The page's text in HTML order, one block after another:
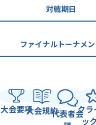
対戦期日
ファイナルトーナメン
大会要項大会規約代表者会クラ
ッ